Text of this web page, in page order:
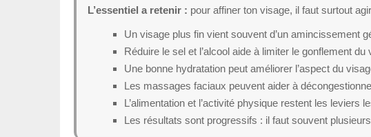
L’essentiel a retenir : pour affiner ton visage, il faut surtout
Un visage plus fin vient souvent d’un amincissement
Réduire le sel et l’alcool aide à limiter le gonflement du
Une bonne hydratation peut améliorer l’aspect du
Les massages faciaux peuvent aider à
L’alimentation et l’activité physique restent les leviers
Les résultats sont progressifs : il faut souvent